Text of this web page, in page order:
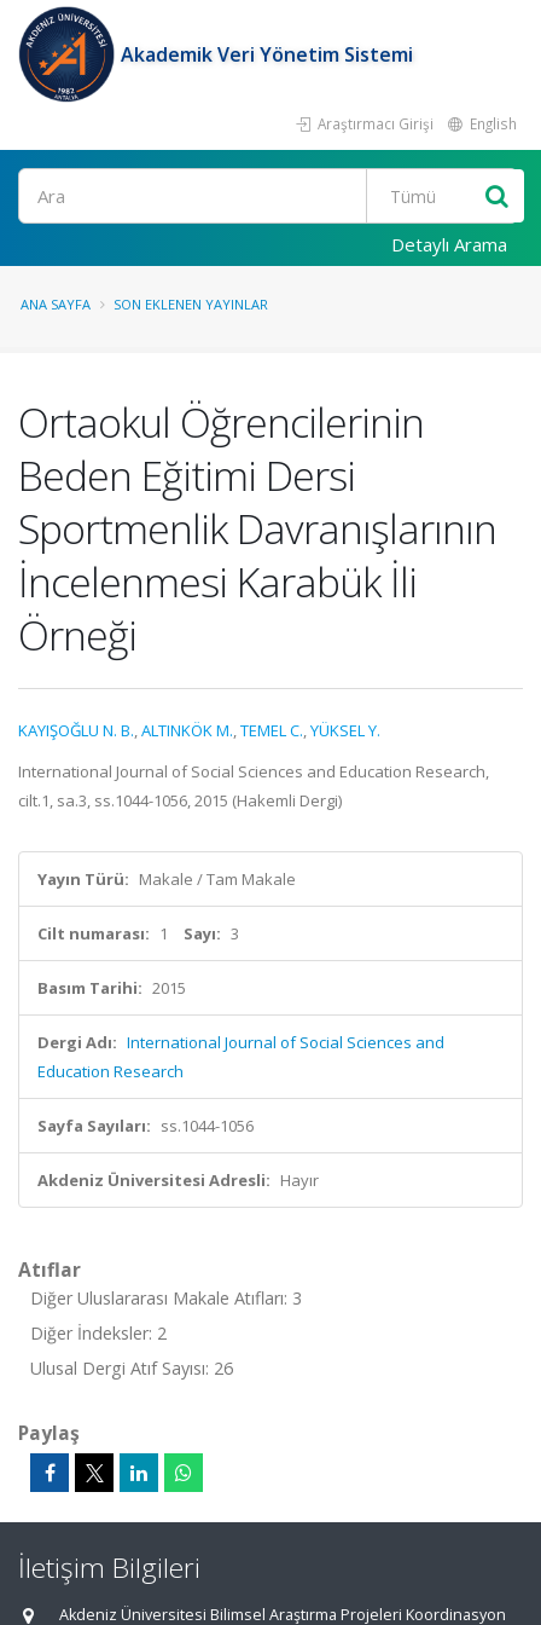
Akademik Veri Yönetim Sistemi
Araştırmacı Girişi English
Ara
Detaylı Arama
ANA SAYFA SON EKLENEN YAYINLAR
Ortaokul Öğrencilerinin
Beden Eğitimi Dersi
Sportmenlik Davranışlarının
İncelenmesi Karabük İli
Örneği
KAYIŞOĞLU N. B.,ALTINKÖK M.,TEMEL C.,YÜKSEL Y.
International Journal of Social Sciences and Education Research,
cilt.1, sa.3, ss.1044-1056, 2015 (Hakemli Dergi)
Yayın Türü: Makale / Tam Makale
Cilt numarası: 1 Sayı: 3
Basım Tarihi: 2015
Dergi Adı: International Journal of Social Sciences and
Education Research
Sayfa Sayıları: ss.1044-1056
Akdeniz Üniversitesi Adresli: Hayır
Atıflar
Diğer Uluslararası Makale Atıfları: 3
Diğer İndeksler: 2
Ulusal Dergi Atıf Sayısı: 26
Paylaş
İletişim Bilgileri
Akdeniz Üniversitesi Bilimsel Araştırma Projeleri Koordinasyon